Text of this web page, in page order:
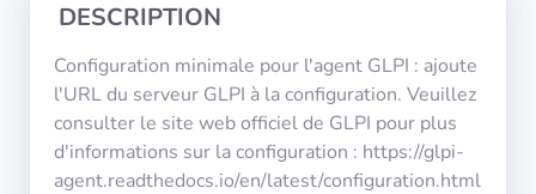
Documentation
Tranquil IT
Forum
DESCRIPTION
Configuration minimale pour l'agent GLPI : ajoute
l'URL du serveur GLPI à la configuration. Veuillez
consulter le site web officiel de GLPI pour plus
d'informations sur la configuration : https://glpi-
agent.readthedocs.io/en/latest/configuration.html